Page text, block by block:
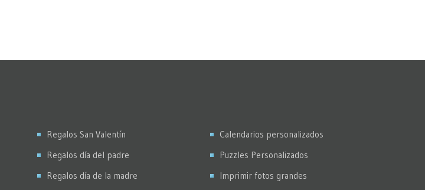
Regalos San Valentín
Regalos día del padre
Regalos día de la madre
Calendarios personalizados
Puzzles Personalizados
Imprimir fotos grandes